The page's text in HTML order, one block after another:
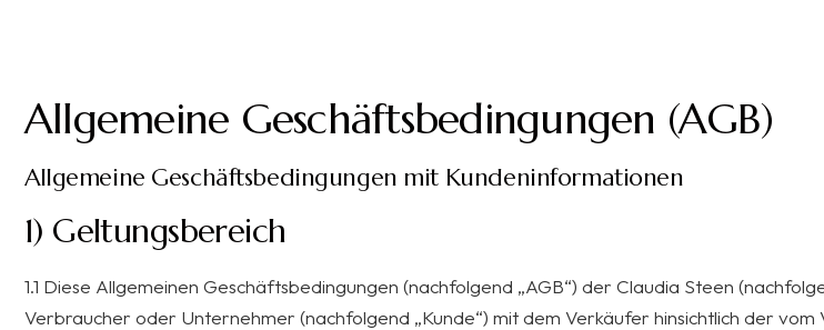
Allgemeine Geschäftsbedingungen (AGB)
Allgemeine Geschäftsbedingungen mit Kundeninformationen
1) Geltungsbereich
1.1 Diese Allgemeinen Geschäftsbedingungen (nachfolgend „AGB“) der Claudia Steen
Verbraucher oder Unternehmer (nachfolgend „Kunde“) mit dem Verkäufer hinsichtlich der